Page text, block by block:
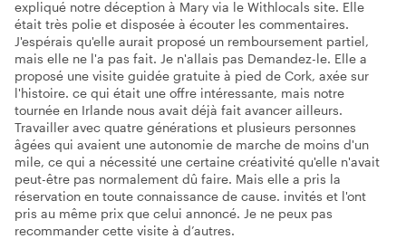
expliqué notre déception à Mary via le Withlocals site. Elle
était très polie et disposée à écouter les commentaires.
J'espérais qu'elle aurait proposé un remboursement partiel,
mais elle ne l'a pas fait. Je n'allais pas Demandez-le. Elle a
proposé une visite guidée gratuite à pied de Cork, axée sur
l'histoire. ce qui était une offre intéressante, mais notre
tournée en Irlande nous avait déjà fait avancer ailleurs.
Travailler avec quatre générations et plusieurs personnes
âgées qui avaient une autonomie de marche de moins d'un
mile, ce qui a nécessité une certaine créativité qu'elle n'avait
peut-être pas normalement dû faire. Mais elle a pris la
réservation en toute connaissance de cause. invités et l'ont
pris au même prix que celui annoncé. Je ne peux pas
recommander cette visite à d’autres.